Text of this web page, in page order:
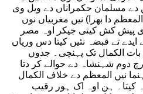
دے مسلمان حکمراناں دے ویل وی
دا بھرا) نیں مغربیاں نوں
پیش کش کیتی جیکر اوہ مصر
ایدے تے قبضہ نئیں کیتا دس وریاں
دی گل بات الکمال تک پہنچی۔ جدوں
رچ دوم شہنشاہ دے حوالے کر دتا
نیں المعظم دے خلاف الکمال
کیتا۔ ہن اوہ اک ہور رقیب